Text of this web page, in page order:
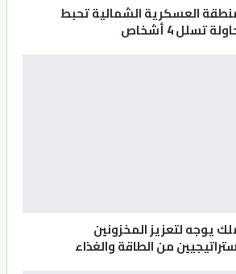
العسكرية الشمالية تحبط
تسلل 4 أشخاص
يوجه لتعزيز المخزونين
من الطاقة والغذاء